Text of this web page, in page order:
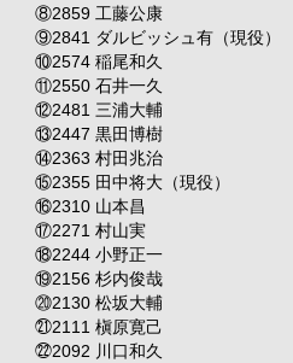
⑧2859 工藤公康
⑨2841 ダルビッシュ有（現役）
⑩2574 稲尾和久
⑪2550 石井一久
⑫2481 三浦大輔
⑬2447 黒田博樹
⑭2363 村田兆治
⑮2355 田中将大（現役）
⑯2310 山本昌
⑰2271 村山実
⑱2244 小野正一
⑲2156 杉内俊哉
⑳2130 松坂大輔
㉑2111 槇原寛己
㉒2092 川口和久